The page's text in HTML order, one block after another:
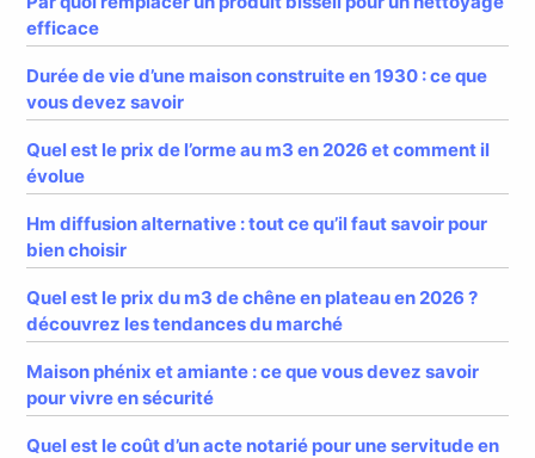
efficace
Durée de vie d’une maison construite en 1930 : ce que
vous devez savoir
Quel est le prix de l’orme au m3 en 2026 et comment il
évolue
Hm diffusion alternative : tout ce qu’il faut savoir pour
bien choisir
Quel est le prix du m3 de chêne en plateau en 2026 ?
découvrez les tendances du marché
Maison phénix et amiante : ce que vous devez savoir
pour vivre en sécurité
Quel est le coût d’un acte notarié pour une servitude en